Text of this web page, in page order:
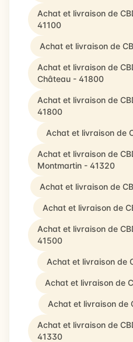
Achat et livraison de
41100
Achat et livraison de
Achat et livraison de
Château - 41800
Achat et livraison de
41800
Achat et livraison de
Achat et livraison de
Montmartin - 41320
Achat et livraison de
Achat et livraison de
Achat et livraison de
41500
Achat et livraison de
Achat et livraison de
Achat et livraison de
Achat et livraison de
41330